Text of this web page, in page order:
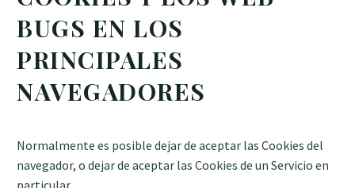
BUGS EN LOS
PRINCIPALES
NAVEGADORES
Normalmente es posible dejar de aceptar las Cookies del
navegador, o dejar de aceptar las Cookies de un Servicio en
particular.